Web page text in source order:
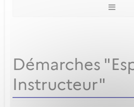
Démarches
Instructeur"